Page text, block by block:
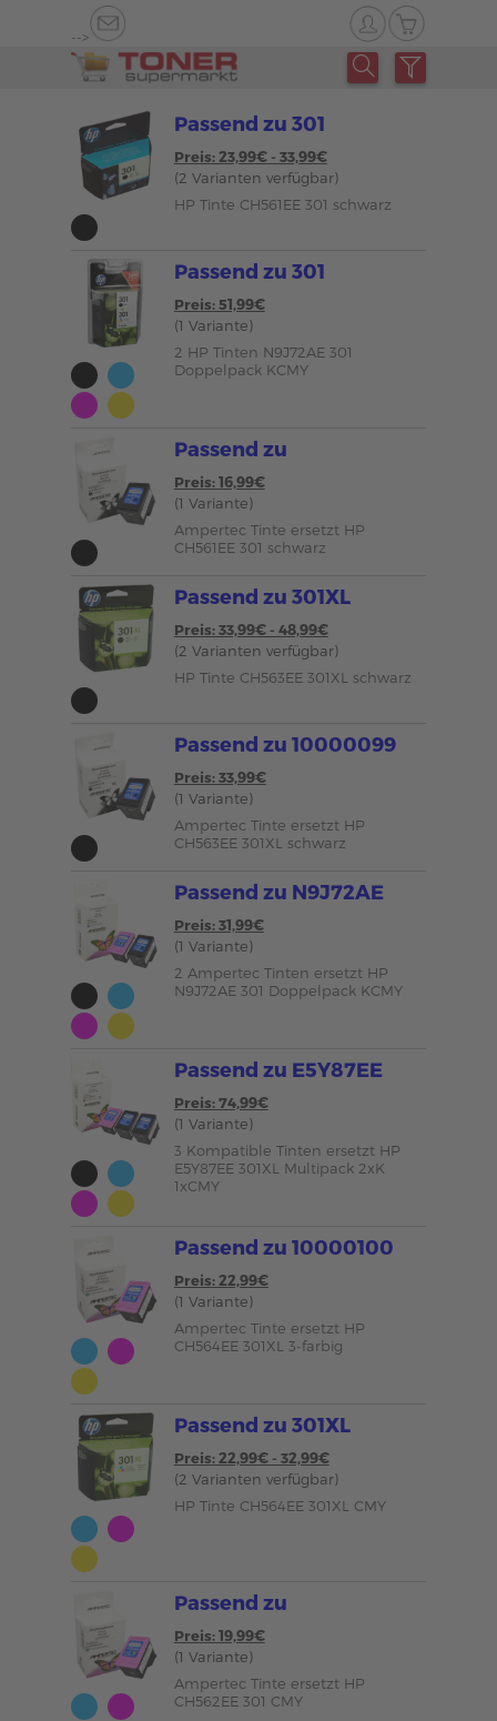
-->
Passend zu 301
Preis: 23,99€ - 33,99€
(2 Varianten verfügbar)
HP Tinte CH561EE 301 schwarz
Passend zu 301
Preis: 51,99€
(1 Variante)
2 HP Tinten N9J72AE 301
Doppelpack KCMY
Passend zu
Preis: 16,99€
(1 Variante)
Ampertec Tinte ersetzt HP
CH561EE 301 schwarz
Passend zu 301XL
Preis: 33,99€ - 48,99€
(2 Varianten verfügbar)
HP Tinte CH563EE 301XL schwarz
Passend zu 10000099
Preis: 33,99€
(1 Variante)
Ampertec Tinte ersetzt HP
CH563EE 301XL schwarz
Passend zu N9J72AE
Preis: 31,99€
(1 Variante)
2 Ampertec Tinten ersetzt HP
N9J72AE 301 Doppelpack KCMY
Passend zu E5Y87EE
Preis: 74,99€
(1 Variante)
3 Kompatible Tinten ersetzt HP
E5Y87EE 301XL Multipack 2xK
1xCMY
Passend zu 10000100
Preis: 22,99€
(1 Variante)
Ampertec Tinte ersetzt HP
CH564EE 301XL 3-farbig
Passend zu 301XL
Preis: 22,99€ - 32,99€
(2 Varianten verfügbar)
HP Tinte CH564EE 301XL CMY
Passend zu
Preis: 19,99€
(1 Variante)
Ampertec Tinte ersetzt HP
CH562EE 301 CMY